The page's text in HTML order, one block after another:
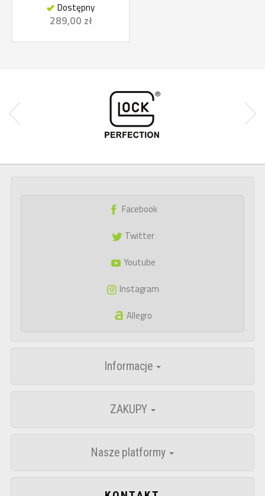
Dostępny
289,00 zł
Facebook
Twitter
Youtube
Instagram
Allegro
Informacje
ZAKUPY
Nasze platformy